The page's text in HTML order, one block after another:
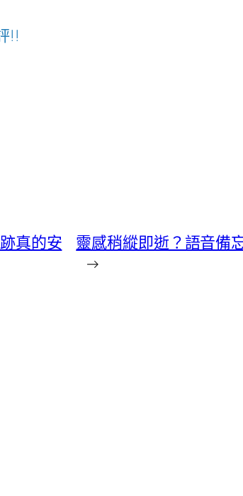
!!
真的安
靈感稍縱即逝？語音備
→